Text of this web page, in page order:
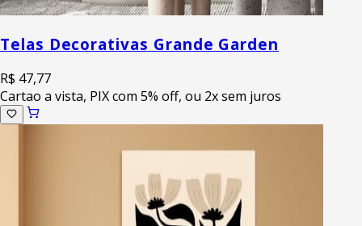
Telas Decorativas Grande Garden
R$ 47,77
Cartao a vista, PIX com 5% off, ou 2x sem juros